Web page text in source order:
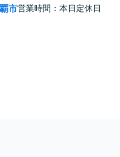
市営業時間：本日定休日